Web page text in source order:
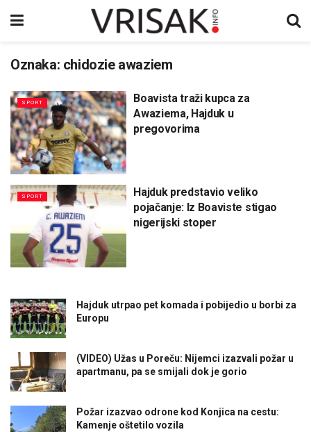
Oznaka: chidozie awaziem
SPORT
Boavista traži kupca za
Awaziema, Hajduk u
pregovorima
SPORT
Hajduk predstavio veliko
pojačanje: Iz Boaviste stigao
nigerijski stoper
Hajduk utrpao pet komada i pobijedio u borbi za
Europu
(VIDEO) Užas u Poreču: Nijemci izazvali požar u
apartmanu, pa se smijali dok je gorio
Požar izazvao odrone kod Konjica na cestu:
Kamenje oštetilo vozila